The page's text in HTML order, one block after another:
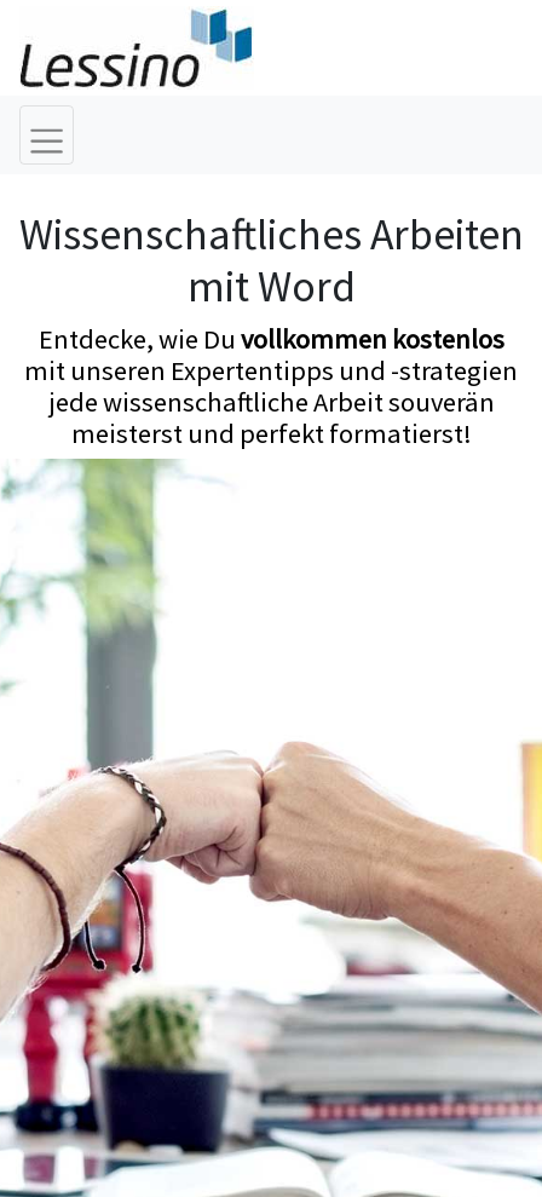
Wissenschaftliches Arbeiten
mit Word
Entdecke, wie Du vollkommen kostenlos
mit unseren Expertentipps und -strategien
jede wissenschaftliche Arbeit souverän
meisterst und perfekt formatierst!